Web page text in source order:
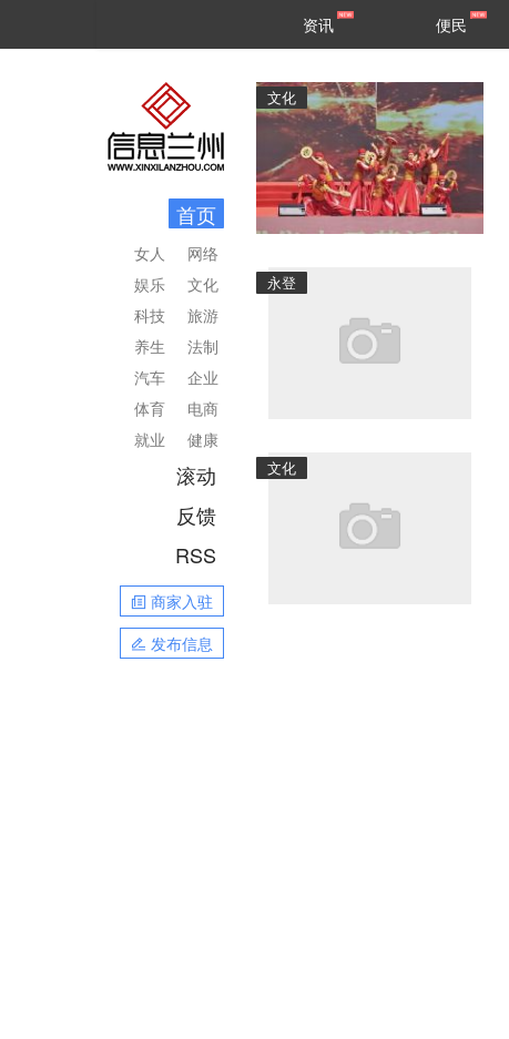
区县
资讯 便民
首页
网络
文化
旅游
法制
企业
电商
健康
女人
娱乐
科技
养生
汽车
体育
就业
滚动
反馈
RSS
商家入驻
发布信息
文化
永登
文化